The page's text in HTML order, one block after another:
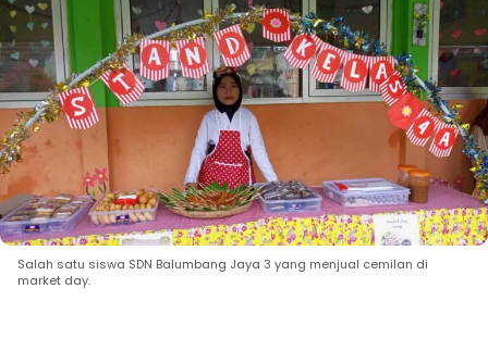
Salah satu siswa SDN Balumbang Jaya 3 yang menjual cemilan di
market day.